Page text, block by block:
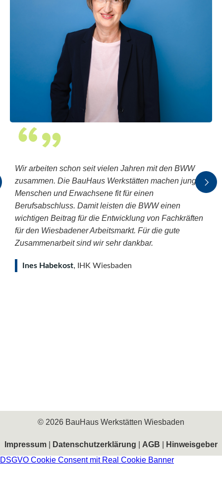
Wir arbeiten schon seit vielen Jahren mit den BWW
zusammen. Die BauHaus Werkstätten machen junge
Menschen und Erwachsene fit für einen
Berufsabschluss. Damit leisten die BWW einen
wichtigen Beitrag für die Entwicklung von Fachkräften
für den Wiesbadener Arbeitsmarkt. Für die gute
Zusammenarbeit sind wir sehr dankbar.
Ines Habekost, IHK Wiesbaden
© 2026 BauHaus Werkstätten Wiesbaden
Impressum Datenschutzerklärung AGB
Hinweisgeber
DSGVO Cookie Consent mit Real Cookie Banner